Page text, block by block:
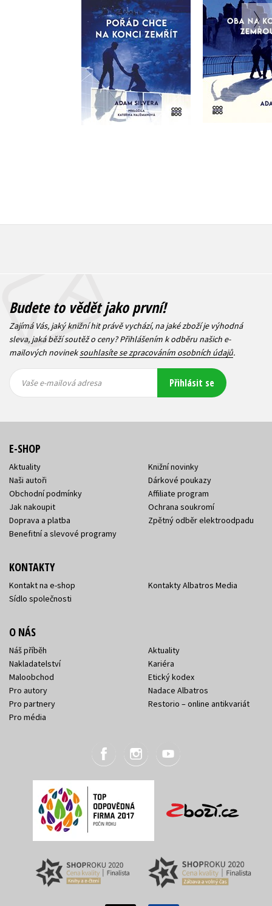
Adam Silvera
Do košíku
599 Kč
479 Kč
Adam
Do
319 Kč
Budete to vědět jako první!
Zajímá Vás, jaký knižní hit právě vychází, na jaké zboží je výhodná
sleva, jaká běží soutěž o ceny? Přihlášením k odběru našich e-
mailových novineksouhlasíte se zpracováním osobních údajů.
mailová
mailová
Vaše e-mailová adresa Přihlásit se
E-SHOP
Aktuality
Naši autoři
Obchodní podmínky
Jak nakoupit
Doprava a platba
Benefitní a slevové programy
Knižní novinky
Dárkové poukazy
Affiliate program
Ochrana soukromí
Zpětný odběr elektroodpadu
KONTAKTY
Kontakt na e-shop
Sídlo společnosti
Kontakty Albatros Media
O NÁS
Náš příběh
Nakladatelství
Maloobchod
Pro autory
Pro partnery
Pro média
Aktuality
Kariéra
Etický kodex
Nadace Albatros
Restorio – online antikvariát